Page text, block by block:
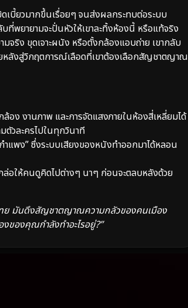
เบี้ยวมากขึ้นเรื่อยๆ จนส่งผลกระทบต่อระบบ
พยายามจะปั่นหัวให้เขาละทิ้งห้องนี้ หรือแท้จริง
มจริง ขุดเจาะผนัง หรือตั้งกล้องแอบถ่าย เขากลับ
ลังสู่วิกฤตการณ์เลือดที่เขาต้องเลือกสัญชาตญาณ
อง งานภาพ และการจัดแสงภายในห้องสี่เหลี่ยมได้
ตัวละครไปในทุกวินาที
ำแพง” ซึ่งระบบเสียงของหนังทำออกมาได้หลอน
อให้คนดูคิดไปต่างๆ นาๆ ก่อนจะตลบหลังด้วย
ย มันดึงสัญชาตญาณความกลัวของคนเมือง
ของคุณกำลังทำอะไรอยู่?”